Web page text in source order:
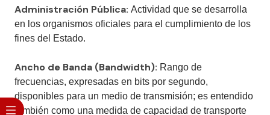
Administración Pública: Actividad que se desarrolla
en los organismos oficiales para el cumplimiento de los
fines del Estado.
Ancho de Banda (Bandwidth): Rango de
frecuencias, expresadas en bits por segundo,
disponibles para un medio de transmisión; es entendido
también como una medida de capacidad de transporte